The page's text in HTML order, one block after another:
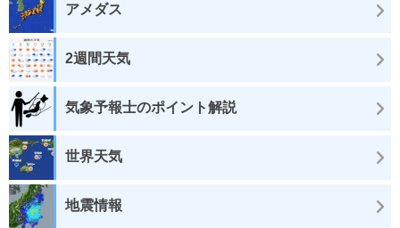
アメダス
2週間天気
気象予報士のポイント解説
世界天気
地震情報